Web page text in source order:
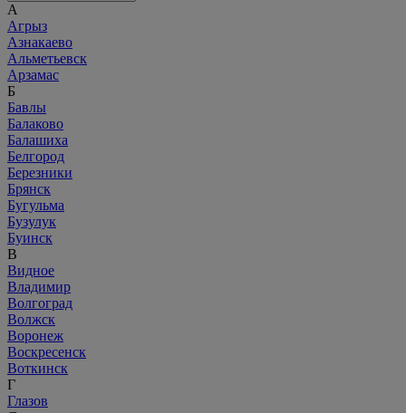
А
Агрыз
Азнакаево
Альметьевск
Арзамас
Б
Бавлы
Балаково
Балашиха
Белгород
Березники
Брянск
Бугульма
Бузулук
Буинск
В
Видное
Владимир
Волгоград
Волжск
Воронеж
Воскресенск
Воткинск
Г
Глазов